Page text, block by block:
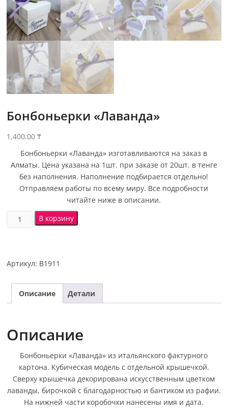
Бонбоньерки «Лаванда»
1,400.00₸
Бонбоньерки «Лаванда» изготавливаются на заказ в
Алматы. Цена указана на 1шт. при заказе от 20шт. в тенге
без наполнения. Наполнение подбирается отдельно!
Отправляем работы по всему миру. Все подробности
читайте ниже в описании.
В корзину
Артикул: B1911
Описание Детали
Описание
Бонбоньерки «Лаванда» из итальянского фактурного
картона. Кубическая модель с отдельной крышечкой.
Сверху крышечка декорирована искусственным цветком
лаванды, бирочкой с благодарностью и бантиком из рафии.
На нижней части коробочки нанесены имя и дата.